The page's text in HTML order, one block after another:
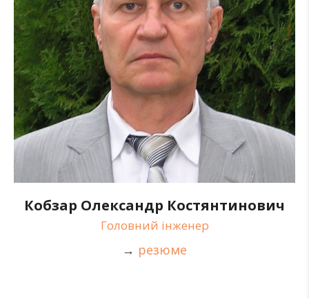
Кобзар Олександр Костянтинович
Головний інженер
→ резюме